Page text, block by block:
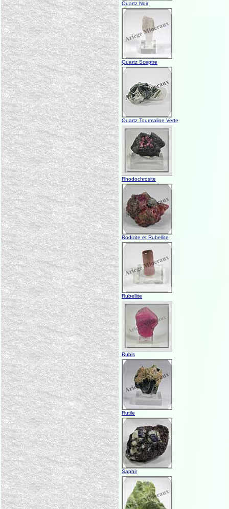
Quartz Noir
Quartz Sceptre
Quartz Tourmaline Verte
Rhodochrosite
Rodizite et Rubellite
Rubellite
Rubis
Rutile
Saphir